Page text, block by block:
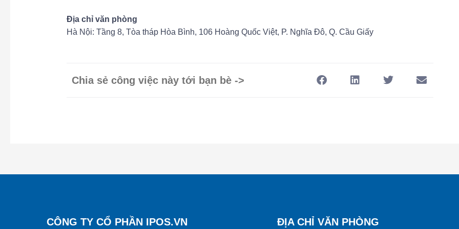
Địa chỉ văn phòng
Hà Nội: Tầng 8, Tòa tháp Hòa Bình, 106 Hoàng Quốc Việt, P. Nghĩa Đô, Q. Cầu Giấy
Chia sẻ công việc này tới bạn bè ->
CÔNG TY CỔ PHẦN IPOS.VN ĐỊA CHỈ VĂN PHÒNG